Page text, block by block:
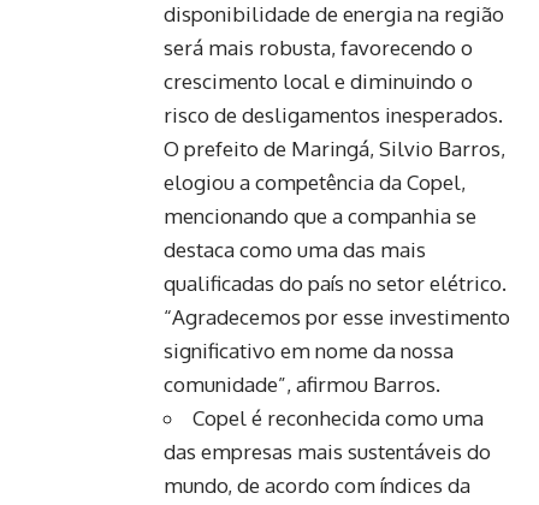
disponibilidade de energia na região
será mais robusta, favorecendo o
crescimento local e diminuindo o
risco de desligamentos inesperados.
O prefeito de Maringá, Silvio Barros,
elogiou a competência da Copel,
mencionando que a companhia se
destaca como uma das mais
qualificadas do país no setor elétrico.
“Agradecemos por esse investimento
significativo em nome da nossa
comunidade”, afirmou Barros.
Copel é reconhecida como uma
das empresas mais sustentáveis do
mundo, de acordo com índices da